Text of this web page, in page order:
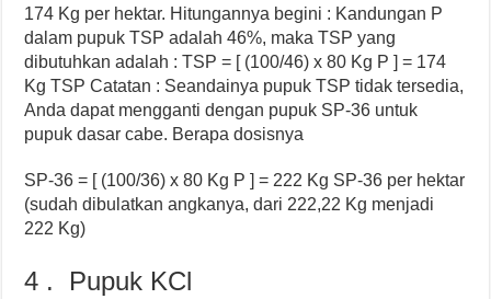
174 Kg per hektar. Hitungannya begini : Kandungan P
dalam pupuk TSP adalah 46%, maka TSP yang
dibutuhkan adalah : TSP = [ (100/46) x 80 Kg P ] = 174
Kg TSP Catatan : Seandainya pupuk TSP tidak tersedia,
Anda dapat mengganti dengan pupuk SP-36 untuk
pupuk dasar cabe. Berapa dosisnya
SP-36 = [ (100/36) x 80 Kg P ] = 222 Kg SP-36 per hektar
(sudah dibulatkan angkanya, dari 222,22 Kg menjadi
222 Kg)
4 . Pupuk KCl